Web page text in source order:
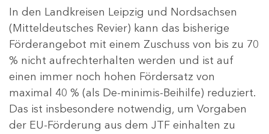
In den Landkreisen Leipzig und Nordsachsen
(Mitteldeutsches Revier) kann das bisherige
Förderangebot mit einem Zuschuss von bis zu 70
% nicht aufrechterhalten werden und ist auf
einen immer noch hohen Fördersatz von
maximal 40 % (als De-minimis-Beihilfe) reduziert.
Das ist insbesondere notwendig, um Vorgaben
der EU-Förderung aus dem JTF einhalten zu